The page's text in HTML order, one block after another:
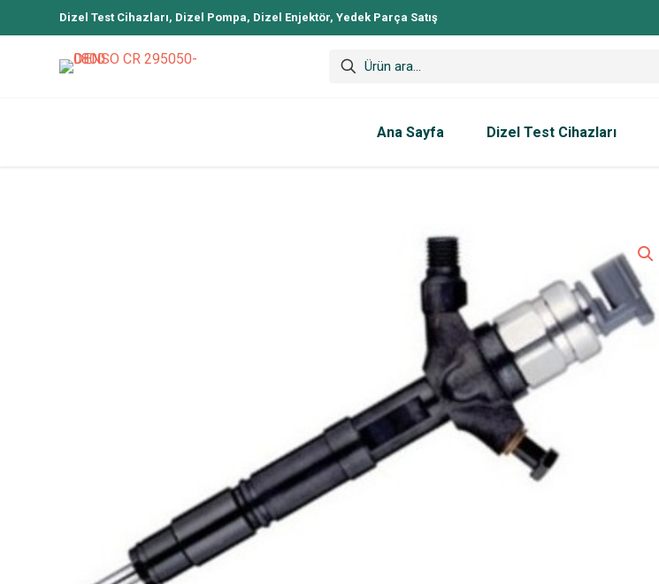
Dizel Test Cihazları, Dizel Pompa, Dizel Enjektör, Yedek Parça Satış
Ana Sayfa Dizel Test Cihazları